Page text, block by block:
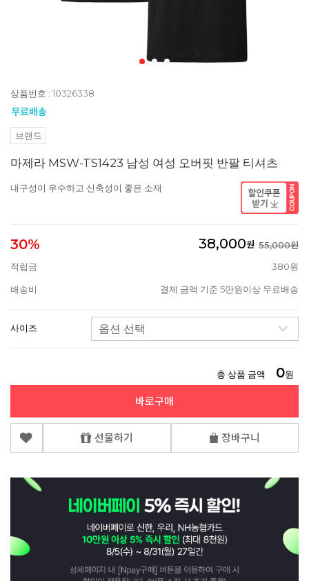
상품번호 : 10326338
브랜드
마제라 MSW-TS1423 남성 여성 오버핏 반팔 티셔츠
내구성이 우수하고 신축성이 좋은 소재
30% 38,000원 55,000원
적립금
380원
배송비 결제 금액 기준 5만원이상 무료배송
사이즈
총 상품 금액 0원
바로구매
선물하기 장바구니